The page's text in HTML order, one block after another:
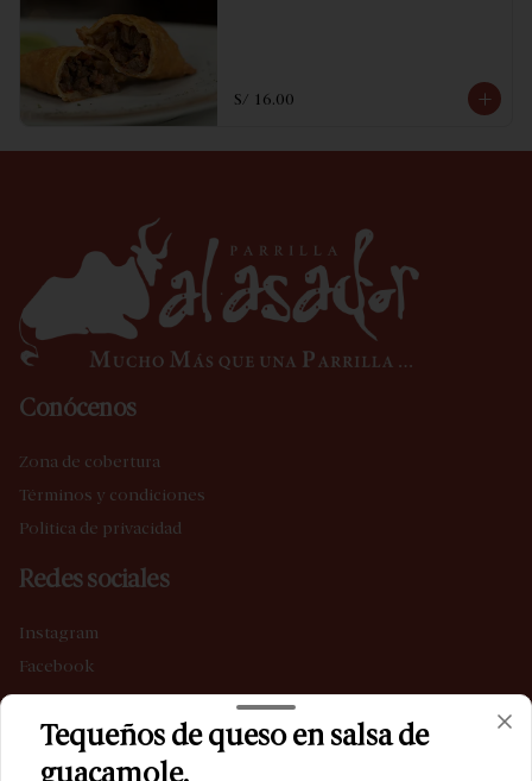
S/ 16.00
Conócenos
Zona de cobertura
Términos y condiciones
Política de privacidad
Redes sociales
Instagram
Facebook
Mi cuenta
Tequeños de queso en salsa de